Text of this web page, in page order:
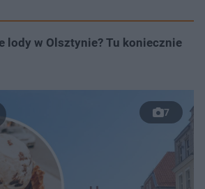
lody w Olsztynie? Tu koniecznie
7